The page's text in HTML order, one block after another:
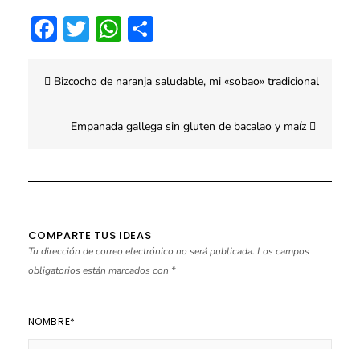
Facebook
TwitterWhatsApp
Compartir
de Bizcocho de naranja saludable, mi «sobao» tradicional
Empanada gallega sin gluten de bacalao y maíz
COMPARTE TUS IDEAS
Tu dirección de correo electrónico no será publicada. Los campos
obligatorios están marcados con *
NOMBRE*